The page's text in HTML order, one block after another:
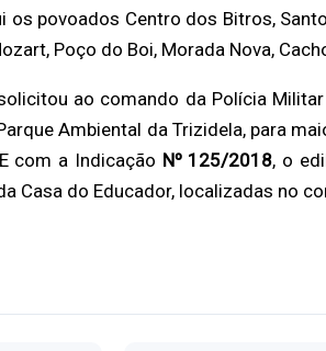
os povoados Centro dos Bitros,
Poço do Boi, Morada Nova,
ao comando da Polícia
Ambiental da Trizidela, para
com a Indicação Nº 125/2018, o
Casa do Educador, localizadas no